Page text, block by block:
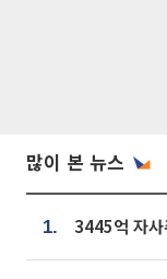
많이 본 뉴스
1.